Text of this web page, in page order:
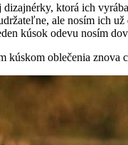
ktorá ich
ale nosím ich
kúsok odevu nosím
kúskom oblečenia